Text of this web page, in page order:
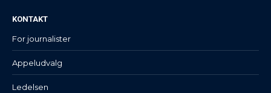
KONTAKT
For journalister
Appeludvalg
Ledelsen